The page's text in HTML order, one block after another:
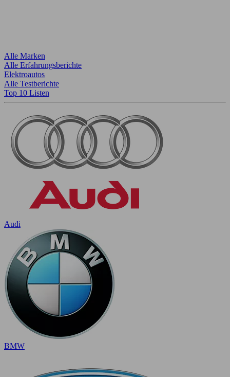
Alle Marken
Alle Erfahrungsberichte
Elektroautos
Alle Testberichte
Top 10 Listen
Audi
BMW